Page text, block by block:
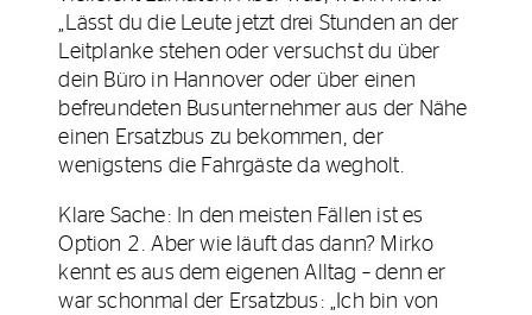
„Lässt du die Leute jetzt drei Stunden an der
Leitplanke stehen oder versuchst du über
dein Büro in Hannover oder über einen
befreundeten Busunternehmer aus der Nähe
einen Ersatzbus zu bekommen, der
wenigstens die Fahrgäste da wegholt.
Klare Sache: In den meisten Fällen ist es
Option 2. Aber wie läuft das dann? Mirko
kennt es aus dem eigenen Alltag – denn er
war schonmal der Ersatzbus: „Ich bin von